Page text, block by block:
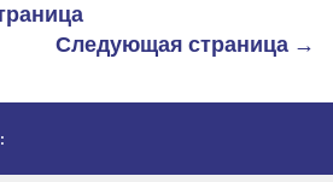
Следующая страница →